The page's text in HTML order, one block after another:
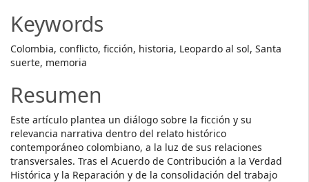
Keywords
Colombia, conflicto, ficción, historia, Leopardo al sol, Santa
suerte, memoria
Resumen
Este artículo plantea un diálogo sobre la ficción y su
relevancia narrativa dentro del relato histórico
contemporáneo colombiano, a la luz de sus relaciones
transversales. Tras el Acuerdo de Contribución a la Verdad
Histórica y la Reparación y de la consolidación del trabajo